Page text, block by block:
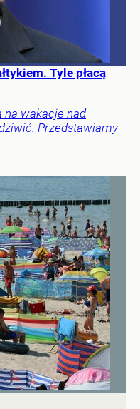
Tyle płacą
na wakacje nad
Przedstawiamy